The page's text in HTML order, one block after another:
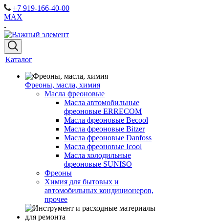
+7 919-166-40-00
MAX
Каталог
Фреоны, масла, химия
Масла фреоновые
Масла автомобильные
фреоновые ERRECOM
Масла фреоновые Becool
Масла фреоновые Bitzer
Масла фреоновые Danfoss
Масла фреоновые Icool
Масла холодильные
фреоновые SUNISO
Фреоны
Химия для бытовых и
автомобильных кондиционеров,
прочее